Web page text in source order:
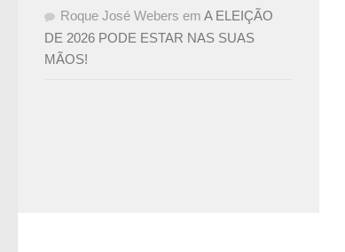
Roque José Webers em A ELEIÇÃO
DE 2026 PODE ESTAR NAS SUAS
MÃOS!